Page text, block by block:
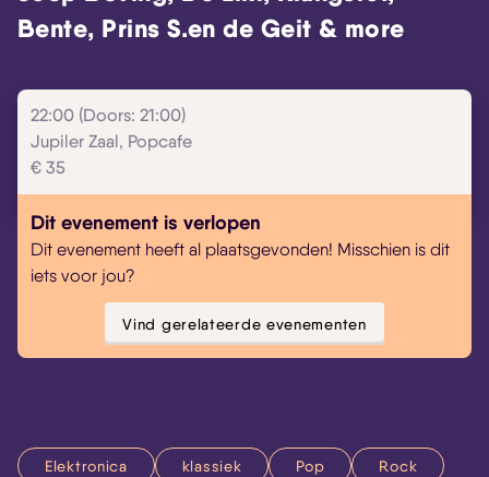
Bente, Prins S.en de Geit & more
22:00 (Doors: 21:00)
Jupiler Zaal, Popcafe
€ 35
Dit evenement is verlopen
Dit evenement heeft al plaatsgevonden! Misschien is dit
iets voor jou?
Vind gerelateerde evenementen
Elektronica klassiek Pop Rock